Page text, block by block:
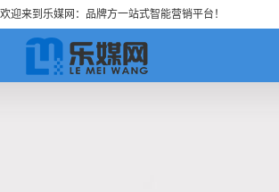
欢迎来到乐媒网：品牌方一站式智能营销平台！